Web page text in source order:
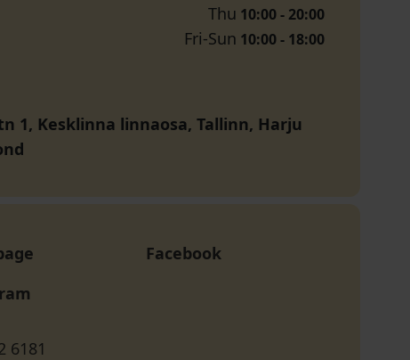
Thu 10:00 - 20:00
Fri-Sun 10:00 - 18:00
1, Kesklinna linnaosa, Tallinn, Harju
Facebook
6181